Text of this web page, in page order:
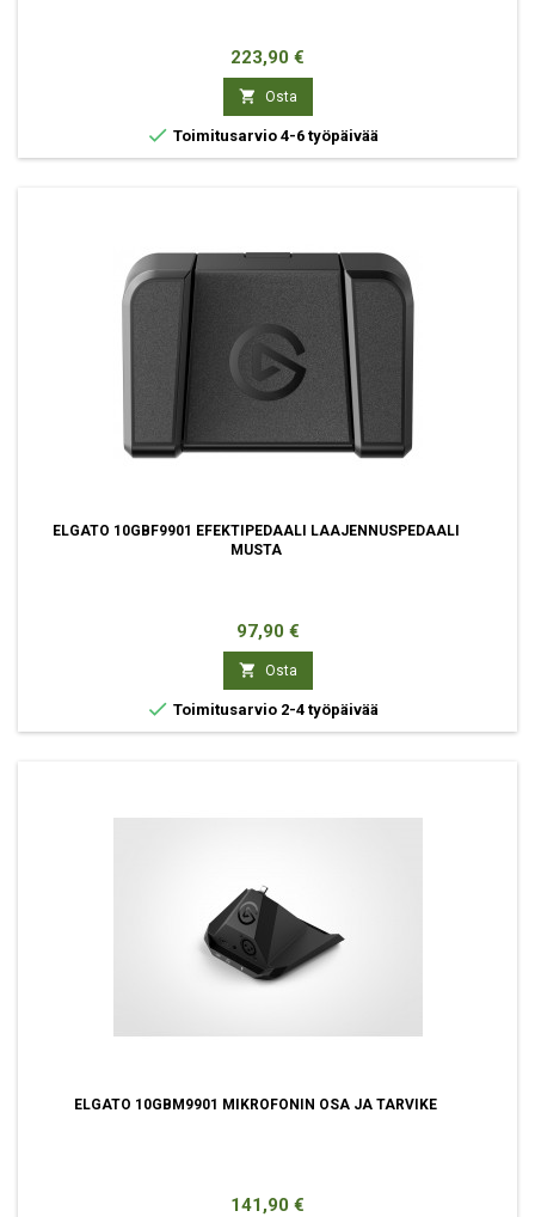
Hinta
223,90 €
 Osta
 Toimitusarvio 4-6 työpäivää
ELGATO 10GBF9901 EFEKTIPEDAALI LAAJENNUSPEDAALI
MUSTA
Hinta
97,90 €
 Osta
 Toimitusarvio 2-4 työpäivää
ELGATO 10GBM9901 MIKROFONIN OSA JA TARVIKE
Hinta
141,90 €